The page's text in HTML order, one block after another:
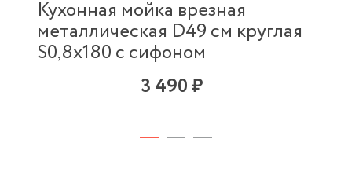
Кухонная мойка врезная
металлическая D49 см круглая
S0,8х180 с сифоном
3 490 ₽